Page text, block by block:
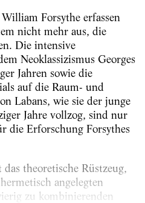
Forsythe erfassen
nicht mehr aus, die
Die intensive
Neoklassizismus Georges
Jahren sowie die
auf die Raum- und
Labans, wie sie der junge
Jahre vollzog, sind nur
die Erforschung Forsythes
theoretische Rüstzeug,
angelegten
zu kombinierenden